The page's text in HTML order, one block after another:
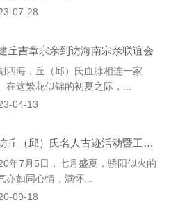
07-28
丘吉章宗亲到访海南宗亲联谊会
四海，丘（邱）氏血脉相连一家
在这繁花似锦的初夏之际，...
04-13
走访丘（邱）氏名人古迹活动暨工作交接会议
年7月5日，七月盛夏，骄阳似火的
亦如同心情，满怀...
09-18